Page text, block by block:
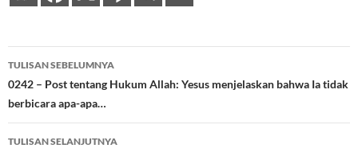
Navigasi
Tulisan
TULISAN SEBELUMNYA
0242 – Post tentang Hukum Allah: Yesus menjelaskan bahwa Ia tidak
berbicara apa-apa…
TULISAN SELANJUTNYA